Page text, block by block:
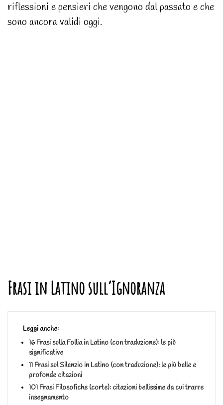
riflessioni e pensieri che vengono dal passato e che
sono ancora validi oggi.
Frasi in Latino sull’Ignoranza
Leggi anche:
16 Frasi sulla Follia in Latino (con traduzione): le più
significative
11 Frasi sul Silenzio in Latino (con traduzione): le più belle e
profonde citazioni
101 Frasi Filosofiche (corte): citazioni bellissime da cui trarre
insegnamento